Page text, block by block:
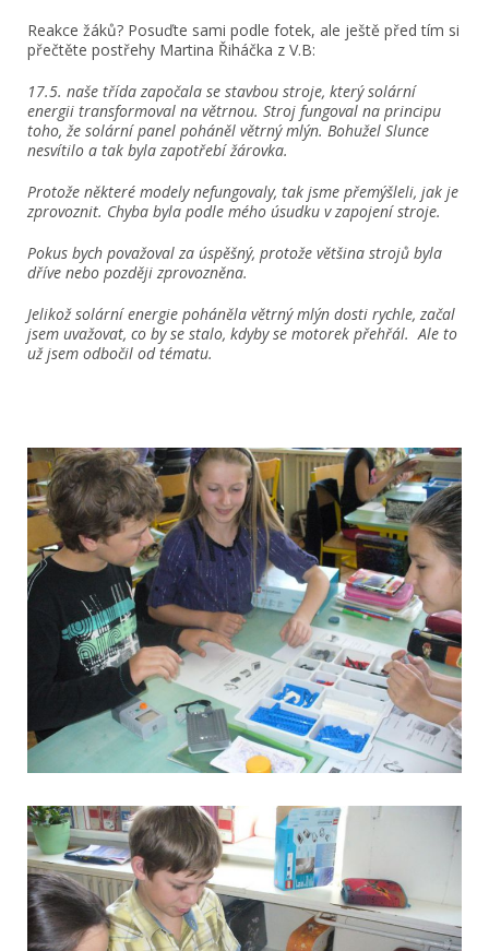
Reakce žáků? Posuďte sami podle fotek, ale ještě před tím si
přečtěte postřehy Martina Řiháčka z V.B:
17.5. naše třída započala se stavbou stroje, který solární
energii transformoval na větrnou. Stroj fungoval na principu
toho, že solární panel poháněl větrný mlýn. Bohužel Slunce
nesvítilo a tak byla zapotřebí žárovka.
Protože některé modely nefungovaly, tak jsme přemýšleli, jak je
zprovoznit. Chyba byla podle mého úsudku v zapojení stroje.
Pokus bych považoval za úspěšný, protože většina strojů byla
dříve nebo později zprovozněna.
Jelikož solární energie poháněla větrný mlýn dosti rychle, začal
jsem uvažovat, co by se stalo, kdyby se motorek přehřál. Ale to
už jsem odbočil od tématu.